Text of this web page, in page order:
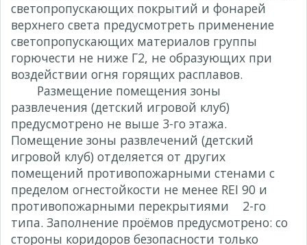
светопропускающих покрытий и фонарей
верхнего света предусмотреть применение
светопропускающих материалов группы
горючести не ниже Г2, не образующих при
воздействии огня горящих расплавов.
Размещение помещения зоны
развлечения (детский игровой клуб)
предусмотрено не выше 3-го этажа.
Помещение зоны развлечений (детский
игровой клуб) отделяется от других
помещений противопожарными стенами с
пределом огнестойкости не менее REI 90 и
противопожарными перекрытиями 2-го
типа. Заполнение проёмов предусмотрено: со
стороны коридоров безопасности только